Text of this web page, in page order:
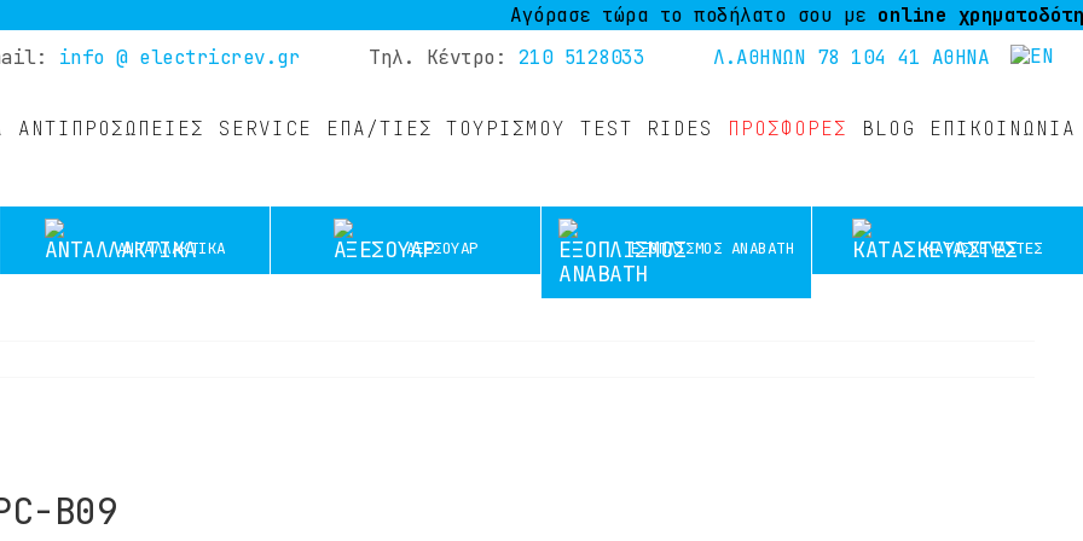
Αγόρασε τώρα το ποδήλατο σου μεonline χρηματοδότηση
info @ electricrev.gr Τηλ. Κέντρο: 210 5128033 Λ.ΑΘΗΝΩΝ 78 104 41 ΑΘΗΝΑ
ΑΝΤΙΠΡΟΣΩΠΕΙΕΣ SERVICE ΕΠΑ/ΤΊΕΣ ΤΟΥΡΙΣΜΟΎ TEST RIDES ΠΡΟΣΦΟΡΕΣ BLOG ΕΠΙΚΟΙΝΩΝΙΑ
ΑΝΤΑΛΛΑΚΤΙΚΑ ΑΞΕΣΟΥΑΡ ΕΞΟΠΛΙΣΜΟΣ ΑΝΑΒΑΤΗ ΚΑΤΑΣΚΕΥΑΣΤΕΣ
B09